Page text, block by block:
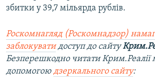
збитки у 39,7 мільярда рублів.
Роскомнагляд (Роскомнадзор)
заблокуватидоступ до сайту
Безперешкодно читати Крим.Реалії
допомогою дзеркального сайту: